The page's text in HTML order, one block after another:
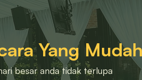
Yang Mudah
besar anda tidak terlupa